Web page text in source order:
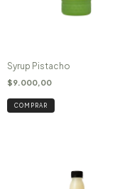
Syrup Pistacho
$9.000,00
COMPRAR